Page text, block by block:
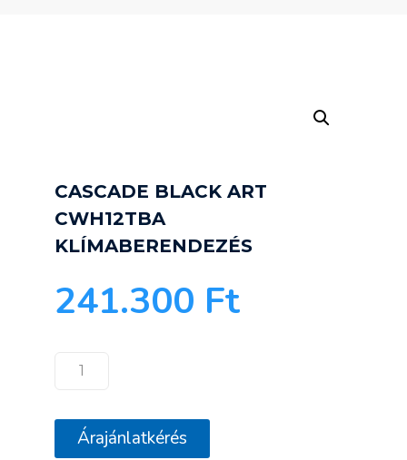
CASCADE BLACK ART
CWH12TBA
KLÍMABERENDEZÉS
241.300 Ft
CASCADE
ART
CWH12TBA
Árajánlatkérés